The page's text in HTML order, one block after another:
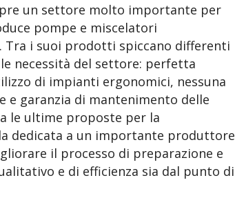
un settore molto importante per
pompe e miscelatori
Tra i suoi prodotti spiccano differenti
necessità del settore: perfetta
di impianti ergonomici, nessuna
e garanzia di mantenimento delle
le ultime proposte per la
dedicata a un importante produttore
il processo di preparazione e
e di efficienza sia dal punto di